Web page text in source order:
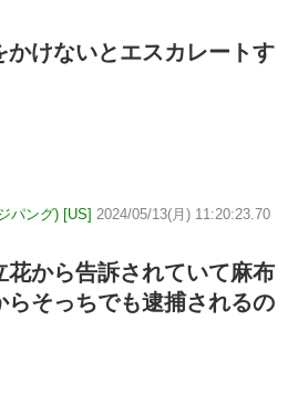
かけないとエスカレートす
パング) [US] 2024/05/13(月) 11:20:23.70
花から告訴されていて麻布
らそっちでも逮捕されるの